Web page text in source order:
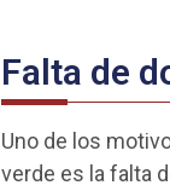
Falta de
Uno de los
verde es la falta